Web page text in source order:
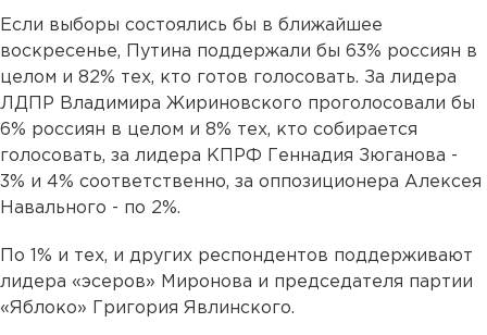
Если выборы состоялись бы в ближайшее
воскресенье, Путина поддержали бы 63% россиян в
целом и 82% тех, кто готов голосовать. За лидера
ЛДПР Владимира Жириновского проголосовали бы
6% россиян в целом и 8% тех, кто собирается
голосовать, за лидера КПРФ Геннадия Зюганова -
3% и 4% соответственно, за оппозиционера Алексея
Навального - по 2%.
По 1% и тех, и других респондентов поддерживают
лидера «эсеров» Миронова и председателя партии
«Яблоко» Григория Явлинского.